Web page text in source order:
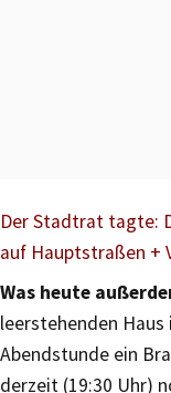
Der Stadtrat tagte:
auf Hauptstraßen +
Was heute
leerstehenden
Abendstunde ein
derzeit (19:30 Uhr)